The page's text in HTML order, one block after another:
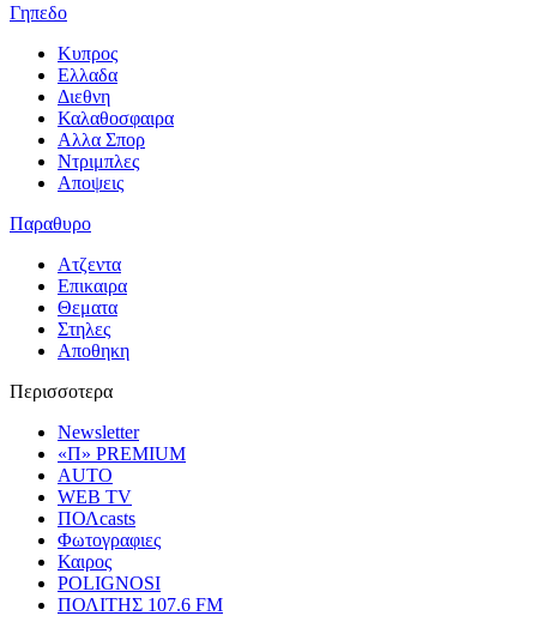
Γηπεδο
Κυπρος
Ελλαδα
Διεθνη
Καλαθοσφαιρα
Αλλα Σπορ
Ντριμπλες
Αποψεις
Παραθυρο
Ατζεντα
Επικαιρα
Θεματα
Στηλες
Αποθηκη
Περισσοτερα
Newsletter
«Π» PREMIUM
AUTO
WEB TV
ΠΟΛcasts
Φωτογραφιες
Καιρος
POLIGNOSI
ΠΟΛΙΤΗΣ 107.6 FM